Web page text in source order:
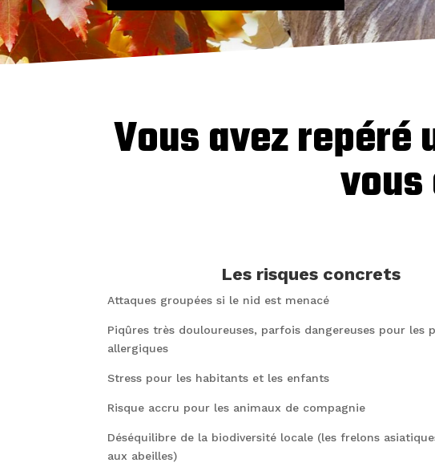
Vous avez repéré
Les risques concrets
Attaques groupées si le nid est menacé
Piqûres très douloureuses, parfois dangereuses pour les
allergiques
Stress pour les habitants et les enfants
Risque accru pour les animaux de compagnie
Déséquilibre de la biodiversité locale (les frelons
aux abeilles)